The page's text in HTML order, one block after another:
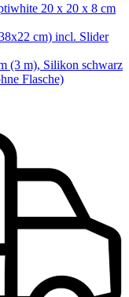
20 x 20 x 8 cm
cm) incl. Slider
(3 m), Silikon schwarz
Flasche)